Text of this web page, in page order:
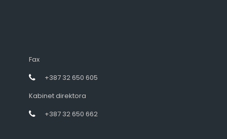
Fax
+387 32 650 605
Kabinet direktora
+387 32 650 662